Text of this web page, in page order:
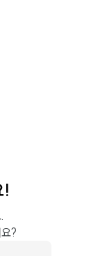
!
?